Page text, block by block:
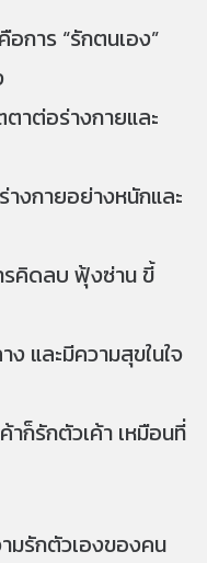
การ “รักตนเอง”
าต่อร่างกายและ
างกายอย่างหนักและ
รคิดลบ ฟุ้งซ่าน ขี้
ง และมีความสุขในใจ
าก็รักตัวเค้า เหมือนที่
ามรักตัวเองของคน